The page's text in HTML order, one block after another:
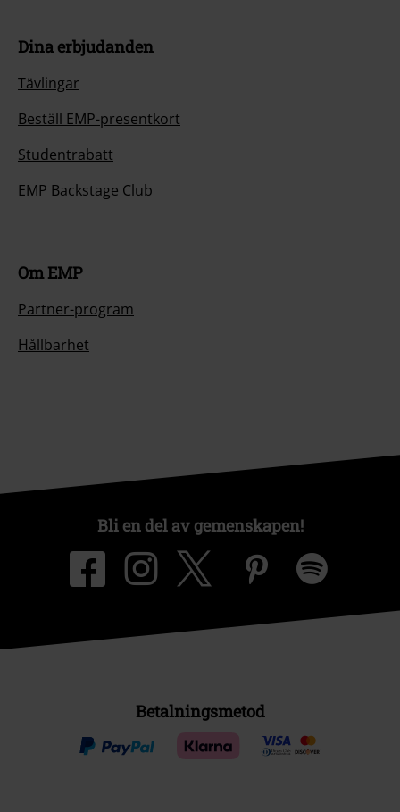
Dina erbjudanden
Tävlingar
Beställ EMP-presentkort
Studentrabatt
EMP Backstage Club
Om EMP
Partner-program
Hållbarhet
Bli en del av gemenskapen!
Betalningsmetod